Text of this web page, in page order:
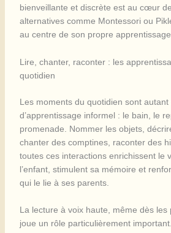
bienveillante et discrète est au cœur
alternatives comme Montessori ou
au centre de son propre apprentissage.
Lire, chanter, raconter : les
quotidien
Les moments du quotidien sont autant
d’apprentissage informel : le bain, le
promenade. Nommer les objets,
chanter des comptines, raconter des
toutes ces interactions enrichissent le
l’enfant, stimulent sa mémoire et
qui le lie à ses parents.
La lecture à voix haute, même dès les
joue un rôle particulièrement